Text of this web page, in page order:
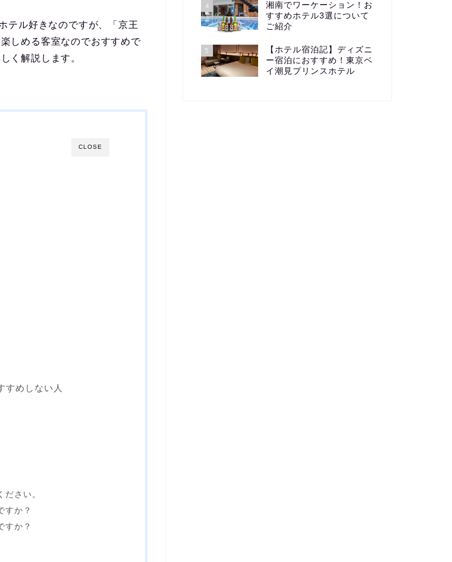
テル好きなのですが、「京王
しめる客室なのでおすすめで
く解説します。
CLOSE
すめしない人
さい。
すか？
すか？
4
湘南でワーケーション！お
すすめホテル3選について
ご紹介
5
【ホテル宿泊記】ディズニ
ー宿泊におすすめ！東京ベ
イ潮見プリンスホテル